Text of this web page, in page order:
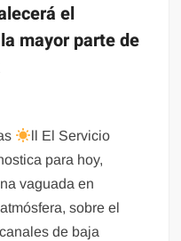
el
mayor parte de
ll El Servicio
para hoy,
vaguada en
sobre el
de baja